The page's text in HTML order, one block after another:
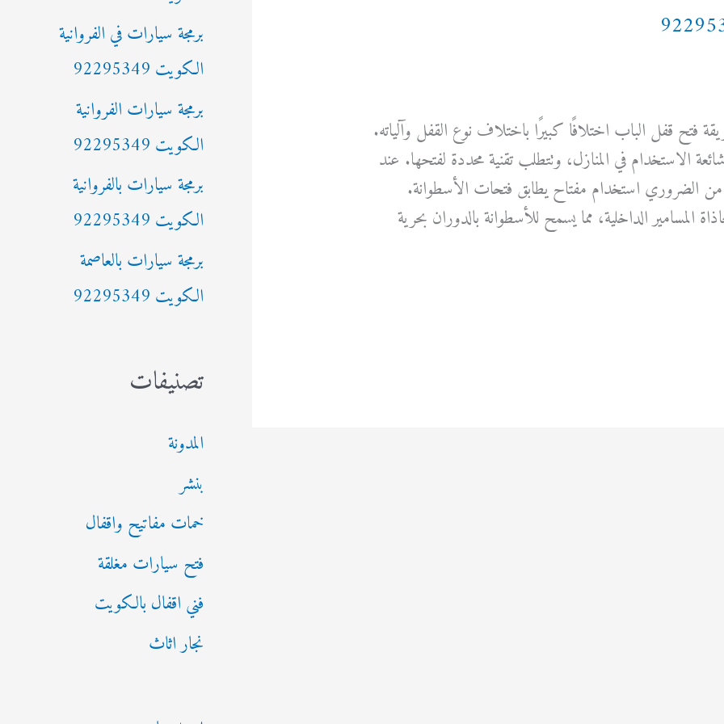
فتح قفل الباب اختلافًا كبيرًا باختلاف نوع القفل وآلياته.
الاستخدام في المنازل، وتتطلب تقنية محددة لفتحها. عند
الضروري استخدام مفتاح يطابق فتحات الأسطوانة.
المسامير الداخلية، مما يسمح للأسطوانة بالدوران بحرية
:برمجة سيارات في الفروانية
الكويت 92295349
برمجة سيارات الفروانية
الكويت 92295349
برمجة سيارات بالفروانية
الكويت 92295349
برمجة سيارات بالعاصمة
الكويت 92295349
تصنيفات
المدونة
بنشر
خمات مفاتيح واقفال
فتح سيارات مغلقة
فني اقفال بالكويت
نجار اثاث